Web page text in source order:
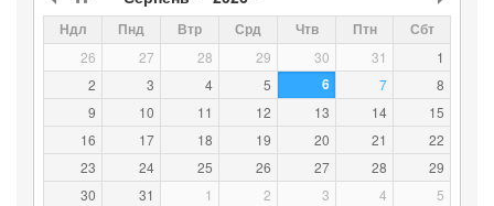
Ндл Пнд Втр Срд Чтв Птн Сбт
26 27 28 29 30 31
1
2
3 4 5 6 7
8
9
10 11 12 13 14
15
16
17 18 19 20 21
22
23
24 25 26 27 28
29
30
31 1 2 3 4 5